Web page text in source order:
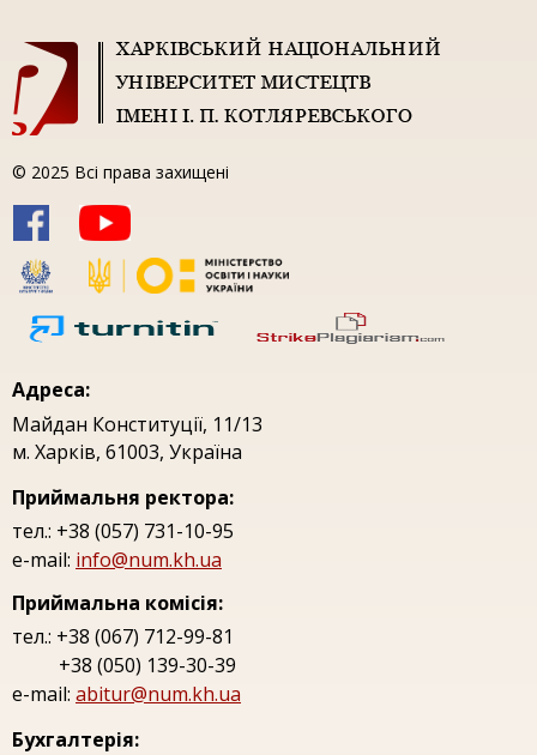
© 2025 Всі права захищені
Адреса:
Майдан Конституцiї, 11/13
м. Харкiв, 61003, Україна
Приймальня ректора:
тел.: +38 (057) 731-10-95
e-mail: info@num.kh.ua
Приймальна комісія:
тел.: +38 (067) 712-99-81
+38 (050) 139-30-39
e-mail: abitur@num.kh.ua
Бухгалтерія: